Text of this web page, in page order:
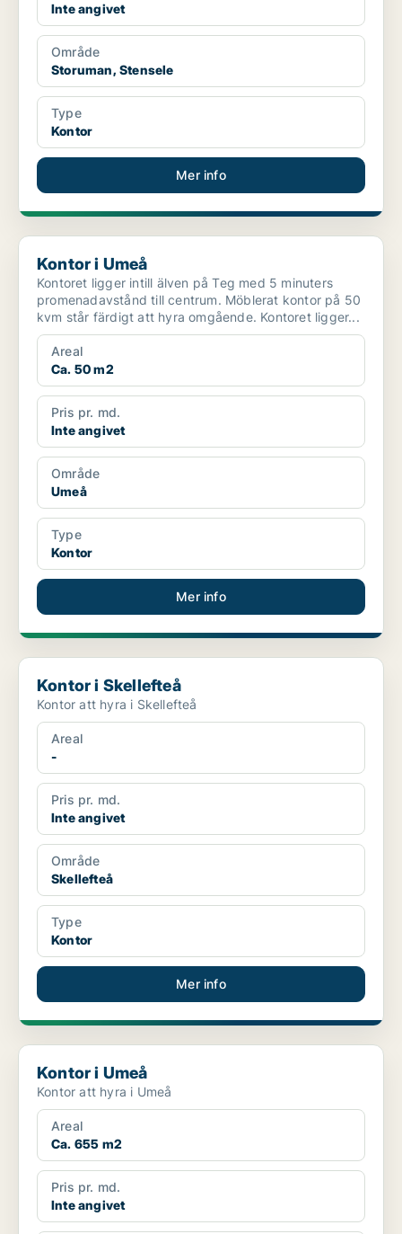
Inte angivet
Område
Storuman, Stensele
Type
Kontor
Mer info
Kontor i Umeå
Kontor i Umeå
Kontoret ligger intill älven på Teg med 5 minuters
promenadavstånd till centrum. Möblerat kontor på 50
kvm står färdigt att hyra omgående. Kontoret ligger...
Areal
Ca. 50 m2
Pris pr. md.
Inte angivet
Område
Umeå
Type
Kontor
Mer info
Kontor i Skellefteå
Kontor i Skellefteå
Kontor att hyra i Skellefteå
Areal
-
Pris pr. md.
Inte angivet
Område
Skellefteå
Type
Kontor
Mer info
Kontor i Umeå
Kontor i Umeå
Kontor att hyra i Umeå
Areal
Ca. 655 m2
Pris pr. md.
Inte angivet